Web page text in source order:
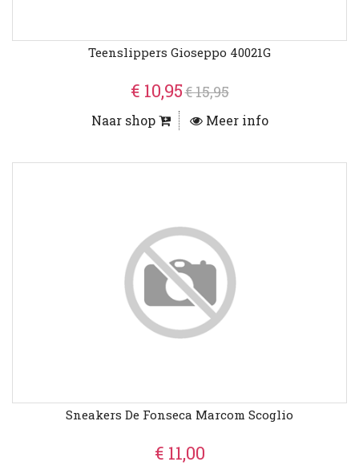
Teenslippers Gioseppo 40021G
€ 10,95€ 15,95
Naar shop Meer info
Sneakers De Fonseca Marcom Scoglio
€ 11,00